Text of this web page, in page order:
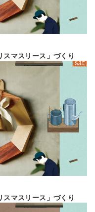
スマスリース」づくり
スマスリース」づくり